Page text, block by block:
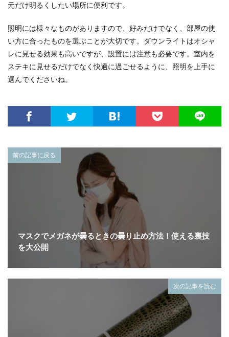
元だけ明るくしたい場所に便利です。
照明には様々なものがありますので、好みだけでなく、部屋の使
い方に合ったものを選ぶことが大切です。ダウンライトはオシャ
レに見せる効果も高いですが、設置には注意も必要です。室内を
ステキに見せるだけでなく快適に過ごせるように、照明を上手に
選んでくださいね。
前の記事に戻る
マスクでメガネが曇るときの曇り止め方法！使える裏技
を大公開
次の記事を読む